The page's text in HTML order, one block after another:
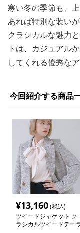
寒い冬の季節も、
あれば特別な装いが
クラシカルな魅力
トは、カジュアル
してくれる優秀な
今回紹介する商品
¥13,160(税込)
ツイードジャケット ク
ラシカルツイードテー